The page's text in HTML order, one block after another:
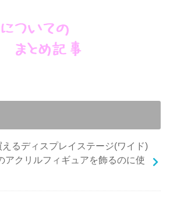
るディスプレイステージ(ワイド)
アクリルフィギュアを飾るのに使